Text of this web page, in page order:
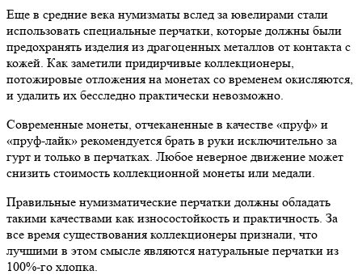
Еще в средние века нумизматы вслед за ювелирами стали
использовать специальные перчатки, которые должны были
предохранять изделия из драгоценных металлов от контакта с
кожей. Как заметили придирчивые коллекционеры,
потожировые отложения на монетах со временем окисляются,
и удалить их бесследно практически невозможно.
Современные монеты, отчеканенные в качестве «пруф» и
«пруф-лайк» рекомендуется брать в руки исключительно за
гурт и только в перчатках. Любое неверное движение может
снизить стоимость коллекционной монеты или медали.
Правильные нумизматические перчатки должны обладать
такими качествами как износостойкость и практичность. За
все время существования коллекционеры признали, что
лучшими в этом смысле являются натуральные перчатки из
100%-го хлопка.